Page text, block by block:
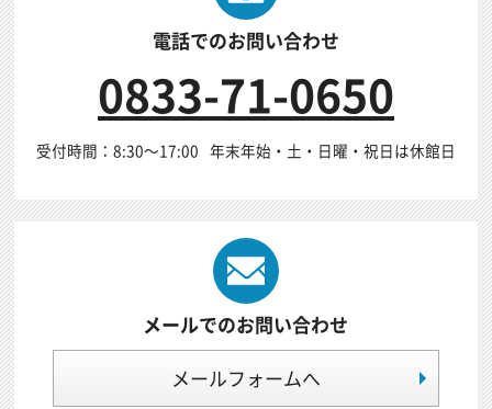
電話でのお問い合わせ
0833-71-0650
受付時間：8:30～17:00 年末年始・土・日曜・祝日は休館日
メールでのお問い合わせ
メールフォームへ